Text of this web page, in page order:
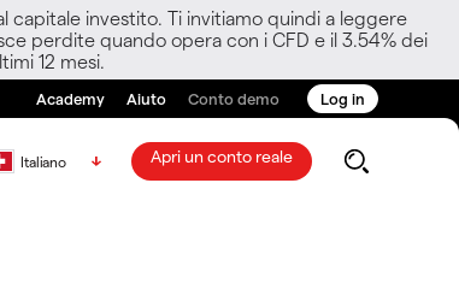
investito. Ti invitiamo quindi a leggere
perdite quando opera con i CFD e il 3.54% dei
12 mesi.
Academy Aiuto Conto demo Log in
Italiano Apri un conto reale